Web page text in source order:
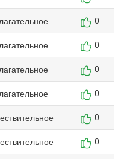
0
0
0
0
0
0